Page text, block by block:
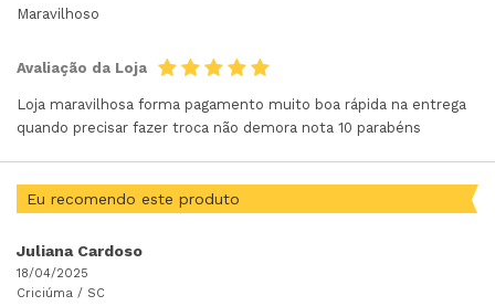
Maravilhoso
Avaliação da Loja
Loja maravilhosa forma pagamento muito boa rápida na entrega
quando precisar fazer troca não demora nota 10 parabéns
Eu recomendo este produto
Juliana Cardoso
18/04/2025
Criciúma / SC